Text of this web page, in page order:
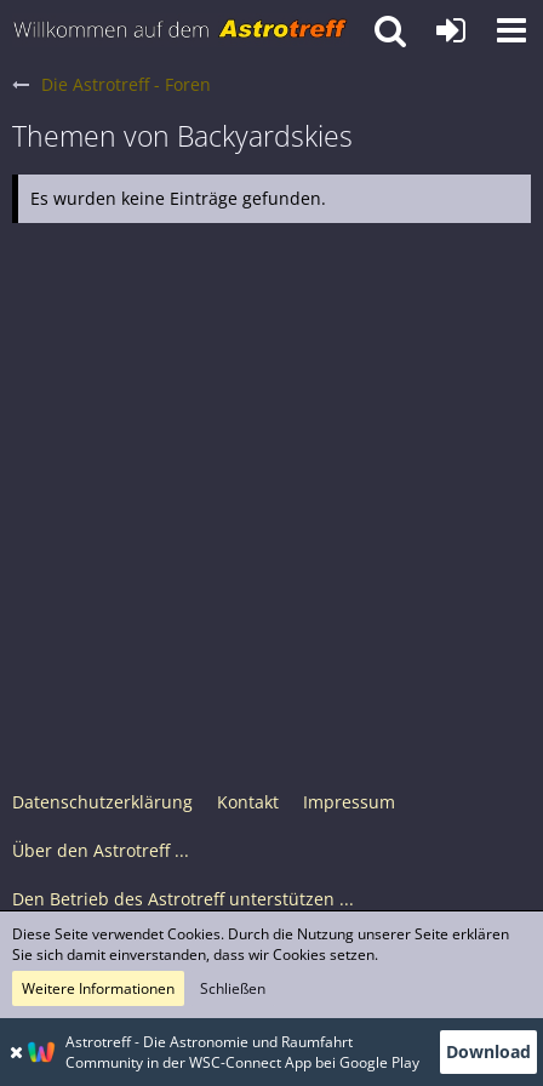
Die Astrotreff - Foren
Themen von Backyardskies
Es wurden keine Einträge gefunden.
Datenschutzerklärung Kontakt Impressum
Über den Astrotreff ...
Den Betrieb des Astrotreff unterstützen ...
Nutzungsbedingungen
© Astrotreff 2001-2026, lizenziert unter CC BY-SA,
sofern für einzelne Inhalte nicht anders angegeben
Astrotreff - Die Astronomie und Raumfahrt
Community in der WSC-Connect App bei Google Play
Download
Diese Seite verwendet Cookies. Durch die Nutzung unserer Seite erklären
Sie sich damit einverstanden, dass wir Cookies setzen.
Weitere Informationen
Schließen